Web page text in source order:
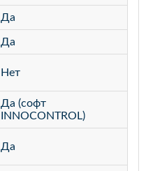
Да
Да
Нет
Да (софт
INNOCONTROL)
Да